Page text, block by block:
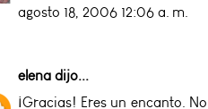
agosto 18, 2006 12:06 a. m.
elena dijo...
¡Gracias! Eres un encanto.